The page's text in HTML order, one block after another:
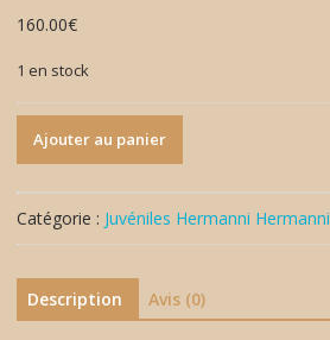
160.00€
1 en stock
de
N°131
Ajouter au panier
Catégorie : Juvéniles Hermanni Hermanni
Description Avis (0)